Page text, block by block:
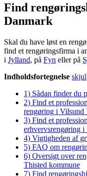
Find
Danmark
Skal du have løst en
find et rengøringsfirma i
i Jylland, på Fyn eller på
Indholdsfortegnelse skjul
1) Sådan finder du
2) Find et
rengøring i Vilsund
3) Find et
erhvervsrengøring i
4) Vigtigheden af
5) FAQ om
6) Oversigt over
Thisted kommune
7) Find